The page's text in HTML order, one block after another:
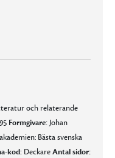
och relaterande
Formgivare:Johan
Bästa svenska
kod: DeckareAntal sidor: